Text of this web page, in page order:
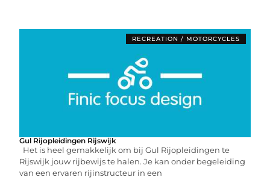
RECREATION / MOTORCYCLES
Gul Rijopleidingen Rijswijk
Het is heel gemakkelijk om bij Gul Rijopleidingen te
Rijswijk jouw rijbewijs te halen. Je kan onder begeleiding
van een ervaren rijinstructeur in een